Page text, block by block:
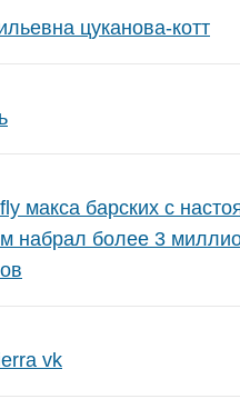
цуканова-котт
макса барских с
набрал более 3
vk